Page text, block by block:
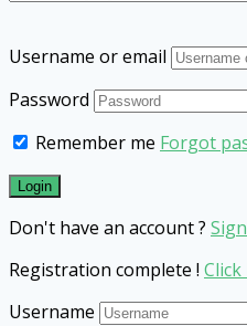
Username or email
Password
Remember me Forgot
Don't have an account ?
Registration complete !
Username